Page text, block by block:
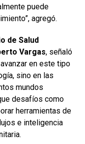
puede
agregó.
de Salud
Vargas, señaló
en este tipo
sino en las
mundos
desafíos como
herramientas de
e inteligencia